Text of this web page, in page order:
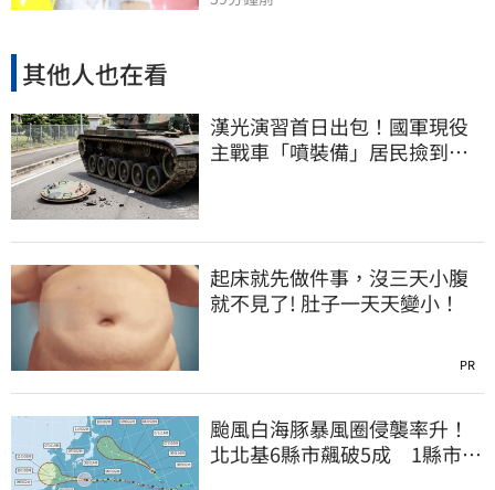
其他人也在看
漢光演習首日出包！國軍現役
主戰車「噴裝備」居民撿到零
起床就先做件事，沒三天小腹
就不見了! 肚子一天天變小！
PR
颱風白海豚暴風圈侵襲率升！
北北基6縣市飆破5成 1縣市